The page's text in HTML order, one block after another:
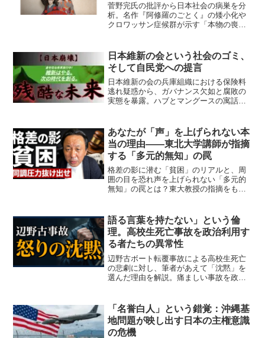
菅野完氏の批評から日本社会の病巣を分
析。名作『阿修羅のごとく』の矮小化や
クロワッサン症候群が示す「本物の喪
への敬意を失い堕落した現代日本へ痛烈
な警鐘を鳴らします。
日本維新の会という社会のゴミ、
そして自民党への提言
日本維新の会の兵庫組織における保険料
逃れ疑惑から、ガバナンス欠如と腐敗の
実態を暴露。ハブとマングースの寓話を
はなく国民民主党を選ぶべき理由を鋭く
分析する提言です。
あなたが「声」を上げられない本
当の理由——東北大学講師が指摘
する「多元的無知」の罠
格差の影に潜む「貧困」のリアルと、周
囲の目を恐れ声を上げられない「多元的
無知」の罠とは？東大教授の指摘をもと
真の課題に向き合って声を上げるための
第一歩を提示します。
語る言葉を持たない」という倫
理。高校生死亡事故を政治利用す
る者たちの異常性
辺野古ボート転覆事故による高校生死亡
の悲劇に対し、筆者があえて「沈黙」を
選んだ理由を解説。痛ましい事故を政治
命の重さと現代における言論の倫理を問
う痛烈な告発です。
「名誉白人」という錯覚：沖縄基
地問題が映し出す日本の主権意識
の危機